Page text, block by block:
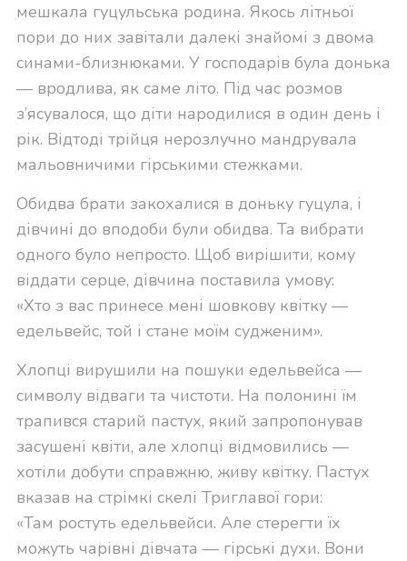
мешкала гуцульська родина. Якось літньої
пори до них завітали далекі знайомі з двома
синами-близнюками. У господарів була донька
— вродлива, як саме літо. Під час розмов
з’ясувалося, що діти народилися в один день і
рік. Відтоді трійця нерозлучно мандрувала
мальовничими гірськими стежками.
Обидва брати закохалися в доньку гуцула, і
дівчині до вподоби були обидва. Та вибрати
одного було непросто. Щоб вирішити, кому
віддати серце, дівчина поставила умову:
«Хто з вас принесе мені шовкову квітку —
едельвейс, той і стане моїм судженим».
Хлопці вирушили на пошуки едельвейса —
символу відваги та чистоти. На полонині їм
трапився старий пастух, який запропонував
засушені квіти, але хлопці відмовились —
хотіли добути справжню, живу квітку. Пастух
вказав на стрімкі скелі Триглавої гори:
«Там ростуть едельвейси. Але стерегти їх
можуть чарівні дівчата — гірські духи. Вони